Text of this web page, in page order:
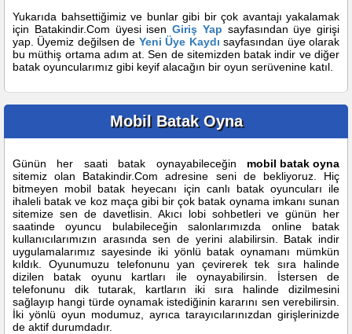
Yukarıda bahsettiğimiz ve bunlar gibi bir çok avantajı yakalamak
için Batakindir.Com üyesi isen Giriş Yap sayfasından üye girişi
yap. Üyemiz değilsen de Yeni Üye Kaydı sayfasından üye olarak
bu müthiş ortama adım at. Sen de sitemizden batak indir ve diğer
batak oyuncularımız gibi keyif alacağın bir oyun serüvenine katıl.
Mobil Batak Oyna
Günün her saati batak oynayabileceğin mobil batak oyna
sitemiz olan Batakindir.Com adresine seni de bekliyoruz. Hiç
bitmeyen mobil batak heyecanı için canlı batak oyuncuları ile
ihaleli batak ve koz maça gibi bir çok batak oynama imkanı sunan
sitemize sen de davetlisin. Akıcı lobi sohbetleri ve günün her
saatinde oyuncu bulabileceğin salonlarımızda online batak
kullanıcılarımızın arasında sen de yerini alabilirsin. Batak indir
uygulamalarımız sayesinde iki yönlü batak oynamanı mümkün
kıldık. Oyunumuzu telefonunu yan çevirerek tek sıra halinde
dizilen batak oyunu kartları ile oynayabilirsin. İstersen de
telefonunu dik tutarak, kartların iki sıra halinde dizilmesini
sağlayıp hangi türde oynamak istediğinin kararını sen verebilirsin.
İki yönlü oyun modumuz, ayrıca tarayıcılarınızdan girişlerinizde
de aktif durumdadır.